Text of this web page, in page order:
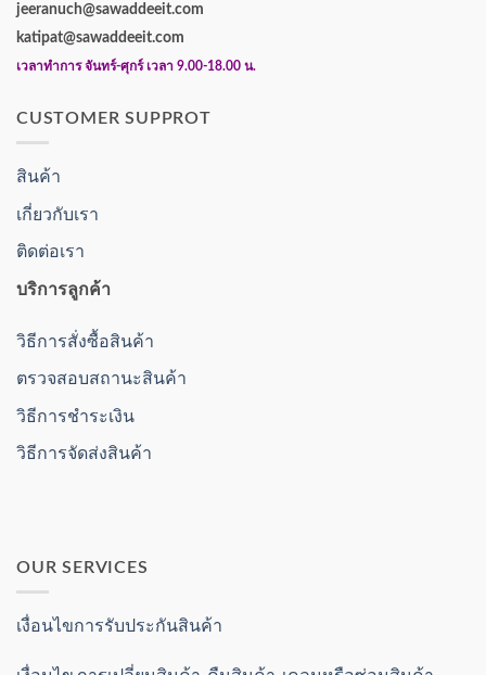
jeeranuch@sawaddeeit.com
katipat@sawaddeeit.com
เวลาทำการ จันทร์-ศุกร์ เวลา 9.00-18.00 น.
CUSTOMER SUPPROT
สินค้า
เกี่ยวกับเรา
ติดต่อเรา
บริการลูกค้า
วิธีการสั่งซื้อสินค้า
ตรวจสอบสถานะสินค้า
วิธีการชำระเงิน
วิธีการจัดส่งสินค้า
OUR SERVICES
เงื่อนไขการรับประกันสินค้า